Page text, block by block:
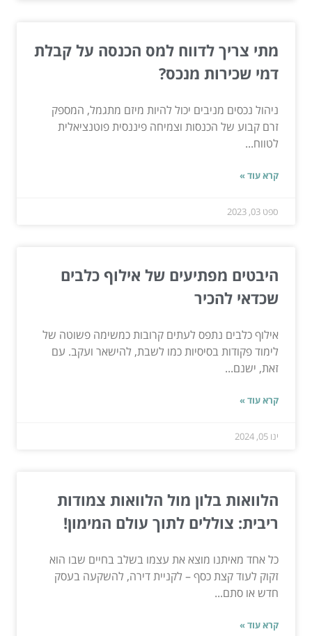
מתי צריך לדווח למס הכנסה על קבלת
דמי שכירות מנכס?
ניהול נכסים מניבים יכול להיות מיזם מתגמל, המספק
זרם קבוע של הכנסות וצמיחה פיננסית פוטנציאלית
לטווח...
קרא עוד »
ספט 03, 2023
היבטים מפתיעים של אילוף כלבים
שכדאי להכיר
אילוף כלבים נתפס לעתים קרובות כמשימה פשוטה של
לימוד פקודות בסיסיות כמו לשבת, להישאר ועקב. עם
זאת, ישנם...
קרא עוד »
ינו 05, 2024
הלוואות בלון מול הלוואות צמודות
ריבית: צוללים לתוך עולם המימון!
כל אחד מאיתנו מוצא את עצמו בשלב בחיים שבו הוא
זקוק לעוד קצת כסף – לקניית דירה, להשקעה בעסק
חדש או סתם...
קרא עוד »